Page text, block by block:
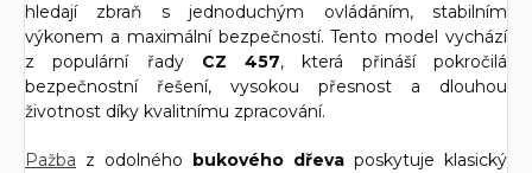
hledají zbraň s jednoduchým ovládáním, stabilním
výkonem a maximální bezpečností. Tento model vychází
z populární řady CZ 457, která přináší pokročilá
bezpečnostní řešení, vysokou přesnost a dlouhou
životnost díky kvalitnímu zpracování.
Pažba z odolného bukového dřeva poskytuje klasický